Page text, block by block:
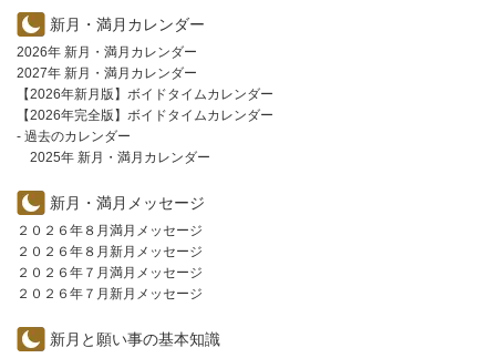
新月・満月カレンダー
2026年 新月・満月カレンダー
2027年 新月・満月カレンダー
【2026年新月版】ボイドタイムカレンダー
【2026年完全版】ボイドタイムカレンダー
- 過去のカレンダー
2025年 新月・満月カレンダー
新月・満月メッセージ
２０２６年８月満月メッセージ
２０２６年８月新月メッセージ
２０２６年７月満月メッセージ
２０２６年７月新月メッセージ
新月と願い事の基本知識